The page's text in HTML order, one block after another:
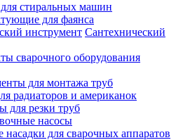
стиральных машин
для фаянса
Сантехнический
сварочного оборудования
для монтажа труб
радиаторов и американок
для резки труб
насосы
для сварочных аппаратов